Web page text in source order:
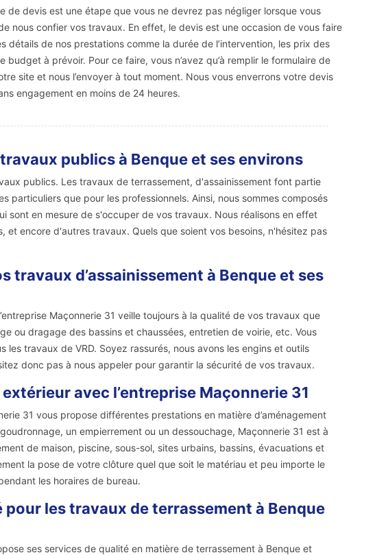
de devis est une étape que vous ne devrez pas négliger lorsque vous
nous confier vos travaux. En effet, le devis est une occasion de vous faire
détails de nos prestations comme la durée de l’intervention, les prix des
budget à prévoir. Pour ce faire, vous n’avez qu’à remplir le formulaire de
site et nous l’envoyer à tout moment. Nous vous enverrons votre devis
engagement en moins de 24 heures.
publics à Benque et ses environs
publics. Les travaux de terrassement, d'assainissement font partie
particuliers que pour les professionnels. Ainsi, nous sommes composés
sont en mesure de s'occuper de vos travaux. Nous réalisons en effet
et encore d'autres travaux. Quels que soient vos besoins, n'hésitez pas
travaux d’assainissement à Benque et ses
Maçonnerie 31 veille toujours à la qualité de vos travaux que
ou dragage des bassins et chaussées, entretien de voirie, etc. Vous
travaux de VRD. Soyez rassurés, nous avons les engins et outils
donc pas à nous appeler pour garantir la sécurité de vos travaux.
avec l’entreprise Maçonnerie 31
31 vous propose différentes prestations en matière d’aménagement
un empierrement ou un dessouchage, Maçonnerie 31 est à
de maison, piscine, sous-sol, sites urbains, bassins, évacuations et
la pose de votre clôture quel que soit le matériau et peu importe le
les horaires de bureau.
les travaux de terrassement à Benque
ses services de qualité en matière de terrassement à Benque et